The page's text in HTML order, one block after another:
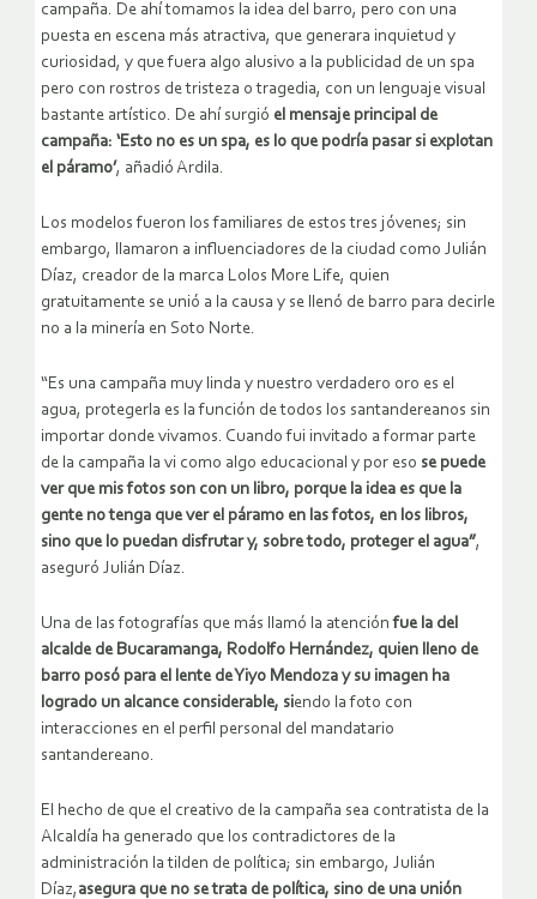
campaña. De ahí tomamos la idea del barro, pero con una
puesta en escena más atractiva, que generara inquietud y
curiosidad, y que fuera algo alusivo a la publicidad de un spa
pero con rostros de tristeza o tragedia, con un lenguaje visual
bastante artístico. De ahí surgió el mensaje principal de
campaña: ‘Esto no es un spa, es lo que podría pasar si explotan
el páramo’, añadió Ardila.
Los modelos fueron los familiares de estos tres jóvenes; sin
embargo, llamaron a influenciadores de la ciudad como Julián
Díaz, creador de la marca Lolos More Life, quien
gratuitamente se unió a la causa y se llenó de barro para decirle
no a la minería en Soto Norte.
“Es una campaña muy linda y nuestro verdadero oro es el
agua, protegerla es la función de todos los santandereanos sin
importar donde vivamos. Cuando fui invitado a formar parte
de la campaña la vi como algo educacional y por eso se puede
ver que mis fotos son con un libro, porque la idea es que la
gente no tenga que ver el páramo en las fotos, en los libros,
sino que lo puedan disfrutar y, sobre todo, proteger el agua”,
aseguró Julián Díaz.
Una de las fotografías que más llamó la atenciónfue la del
alcalde de Bucaramanga, Rodolfo Hernández, quien lleno de
barro posó para el lente de Yiyo Mendoza y su imagen ha
logrado un alcance considerable, siendo la foto con
interacciones en el perfil personal del mandatario
santandereano.
El hecho de que el creativo de la campaña sea contratista de la
Alcaldía ha generado que los contradictores de la
administración la tilden de política; sin embargo, Julián
Díaz, asegura que no se trata de política, sino de una unión